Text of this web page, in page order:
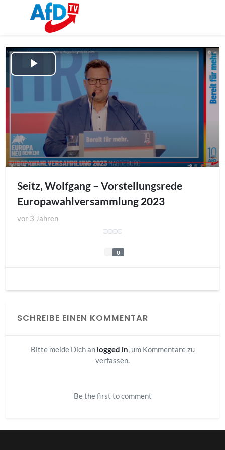
Play
Video
Seitz, Wolfgang – Vorstellungsrede
Europawahlversammlung 2023
vor 3 Jahren
0
SCHREIBE EINEN KOMMENTAR
Bitte melde Dich an logged in, um Kommentare zu
verfassen.
Be the first to comment